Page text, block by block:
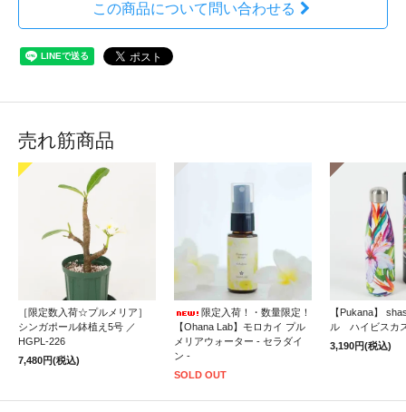
この商品について問い合わせる
売れ筋商品
［限定数入荷☆プルメリア］
シンガポール鉢植え5号 ／
HGPL-226
7,480円(税込)
限定入荷！・数量限定！
【Ohana Lab】モロカイ プル
メリアウォーター - セラダイ
ン -
SOLD OUT
【Pukana】
ル ハイビスカ
3,190円(税込)